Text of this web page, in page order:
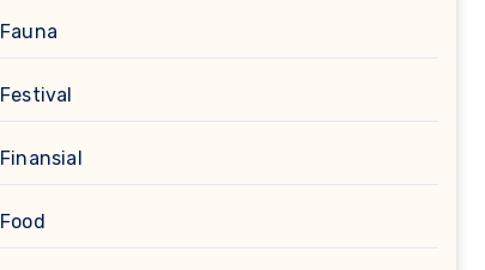
Fauna
Festival
Finansial
Food